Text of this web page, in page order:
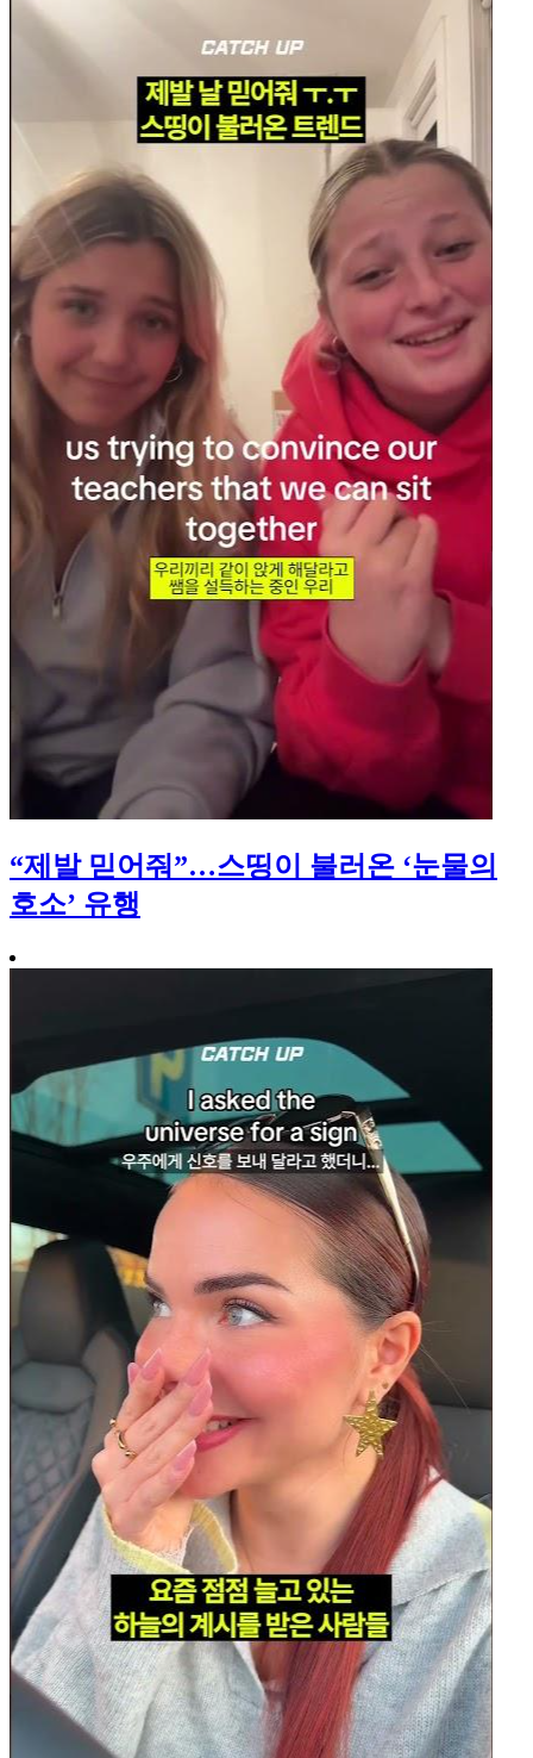
“제발 믿어줘”…스띵이 불러온 ‘눈물의
호소’ 유행